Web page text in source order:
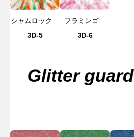
シャムロック
3D-5
フラミンゴ
3D-6
Glitter guard